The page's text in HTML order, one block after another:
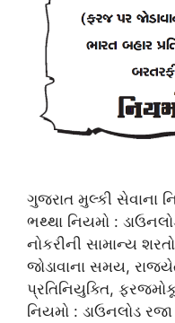
ગુજરાત મુલ્કી સેવાના
ભથ્થા નિયમો :
નોકરીની સામાન્ય
જોડાવાના સમય,
પ્રતિનિયુક્તિ,
નિયમો : ડાઉનલોડ